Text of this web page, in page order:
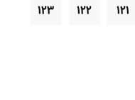
۱۲۱ ۱۲۲ ۱۲۳